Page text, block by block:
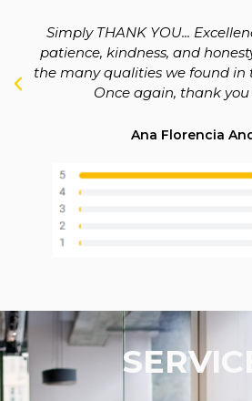
Simply THANK YOU...
patience, kindness, and
the many qualities we found in
Once again, thank you
Ana Florencia